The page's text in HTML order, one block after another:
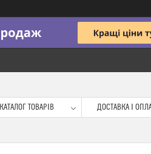
КАТАЛОГ ТОВАРІВ ДОСТАВКА І